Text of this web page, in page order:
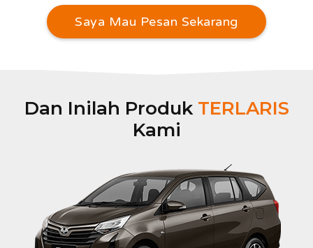
Saya Mau Pesan Sekarang
Dan Inilah Produk TERLARIS
Kami